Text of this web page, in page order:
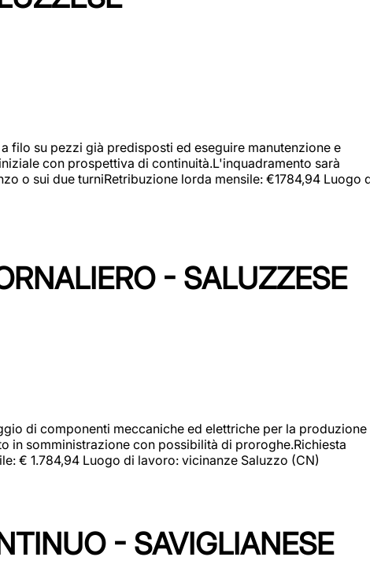
filo su pezzi già predisposti ed eseguire manutenzione e
con prospettiva di continuità.L'inquadramento sarà
o sui due turniRetribuzione lorda mensile: €1784,94 Luogo
- SALUZZESE
di componenti meccaniche ed elettriche per la produzione
in somministrazione con possibilità di proroghe.Richiesta
€ 1.784,94 Luogo di lavoro: vicinanze Saluzzo (CN)
- SAVIGLIANESE